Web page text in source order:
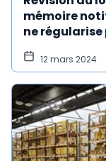
mémoire
ne
12 mars 2024